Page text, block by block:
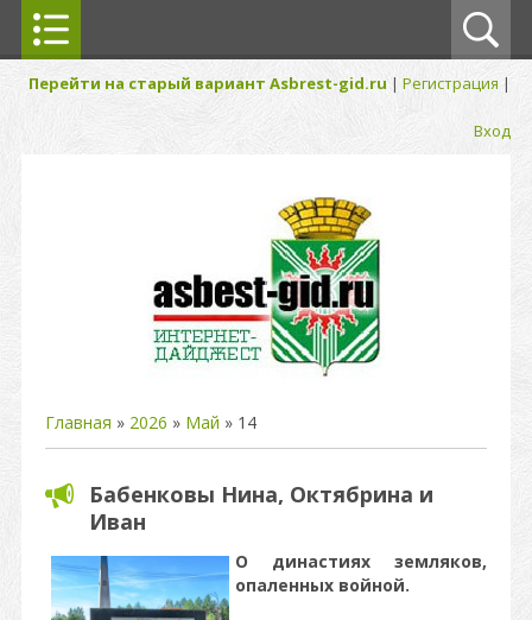
Перейти на старый вариант Asbrest-gid.ru | Регистрация |
Вход
Главная » 2026 » Май » 14
Бабенковы Нина, Октябрина и
Иван
О династиях земляков,
опаленных войной.